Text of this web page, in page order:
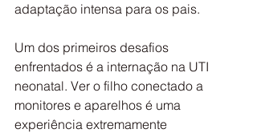
adaptação intensa para os pais.
Um dos primeiros desafios
enfrentados é a internação na UTI
neonatal. Ver o filho conectado a
monitores e aparelhos é uma
experiência extremamente